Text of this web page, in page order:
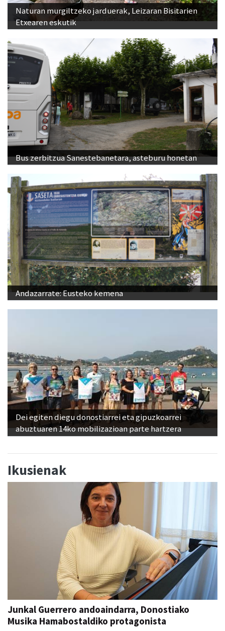
Naturan murgiltzeko jarduerak, Leizaran Bisitarien
Etxearen eskutik
Bus zerbitzua Sanestebanetara, asteburu honetan
Andazarrate: Eusteko kemena
Dei egiten diegu donostiarrei eta gipuzkoarrei
abuztuaren 14ko mobilizazioan parte hartzera
Ikusienak
Junkal Guerrero andoaindarra, Donostiako
Musika Hamabostaldiko protagonista